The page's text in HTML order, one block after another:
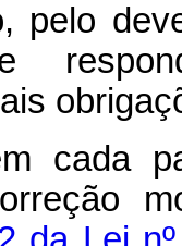
pelo
cada